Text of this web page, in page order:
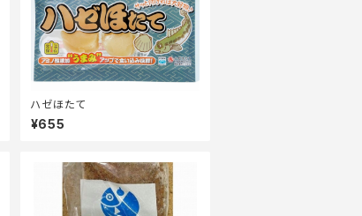
ハゼほたて
¥655